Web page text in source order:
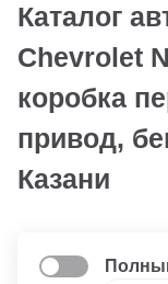
Каталог
Chevrolet
коробка
привод,
Казани